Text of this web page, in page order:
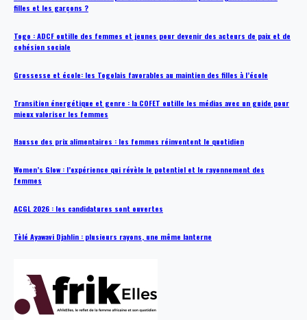
filles et les garçons ?
Togo : ADCF outille des femmes et jeunes pour devenir des acteurs de paix et de
cohésion sociale
Grossesse et école: les Togolais favorables au maintien des filles à l’école
Transition énergétique et genre : la COFET outille les médias avec un guide pour
mieux valoriser les femmes
Hausse des prix alimentaires : les femmes réinventent le quotidien
Women’s Glow : l’expérience qui révèle le potentiel et le rayonnement des
femmes
ACGL 2026 : les candidatures sont ouvertes
Tèlé Ayawavi Djahlin : plusieurs rayons, une même lanterne